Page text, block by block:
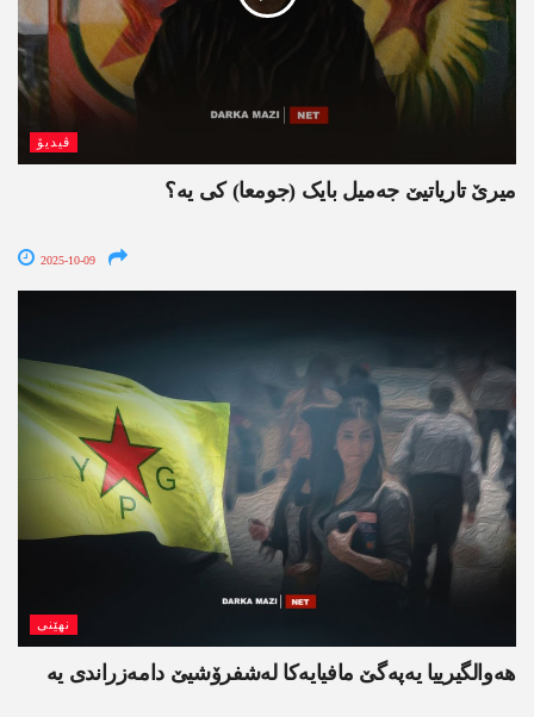
ڤیدیۆ
میرێ تاریاتیێ جەمیل بایک (جومعا) کی یە؟
2025-10-09
نھێنی
هه‌والگیرییا یه‌په‌گێ مافیایه‌كا له‌شفرۆشیێ دامه‌زراندی یه‌